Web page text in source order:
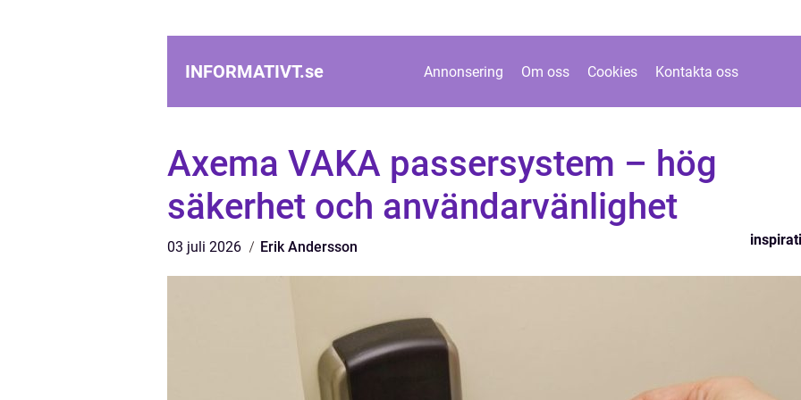
INFORMATIVT.se Annonsering Om oss Cookies Kontakta oss
Axema VAKA passersystem – hög
säkerhet och användarvänlighet
03 juli 2026 Erik Andersson